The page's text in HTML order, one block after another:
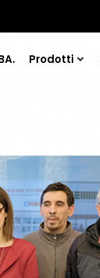
Prodotti